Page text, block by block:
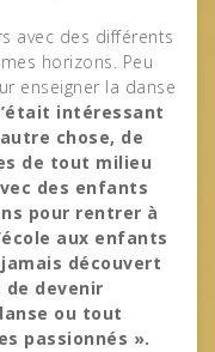
avec des différents
horizons. Peu
enseigner la danse
intéressant
chose, de
de tout milieu
des enfants
pour rentrer à
aux enfants
découvert
devenir
ou tout
passionnés ».